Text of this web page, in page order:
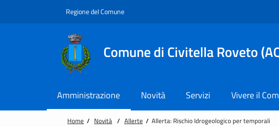
Regione del Comune
Comune di Civitella Roveto
Amministrazione Novità Servizi Vivere il
Home / Novità / Allerte / Allerta: Rischio Idrogeologico per temporali